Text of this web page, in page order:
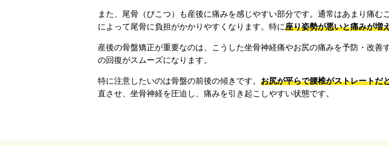
また、尾骨（びこつ）も産後に痛みを感じやすい部分です。通常はあまり痛
によって尾骨に負担がかかりやすくなります。特に座り姿勢が悪いと痛みが増
産後の骨盤矯正が重要なのは、こうした坐骨神経痛やお尻の痛みを予防・改
の回復がスムーズになります。
特に注意したいのは骨盤の前後の傾きです。 お尻が平らで腰椎がストレートだ
直させ、坐骨神経を圧迫し、痛みを引き起こしやすい状態です。